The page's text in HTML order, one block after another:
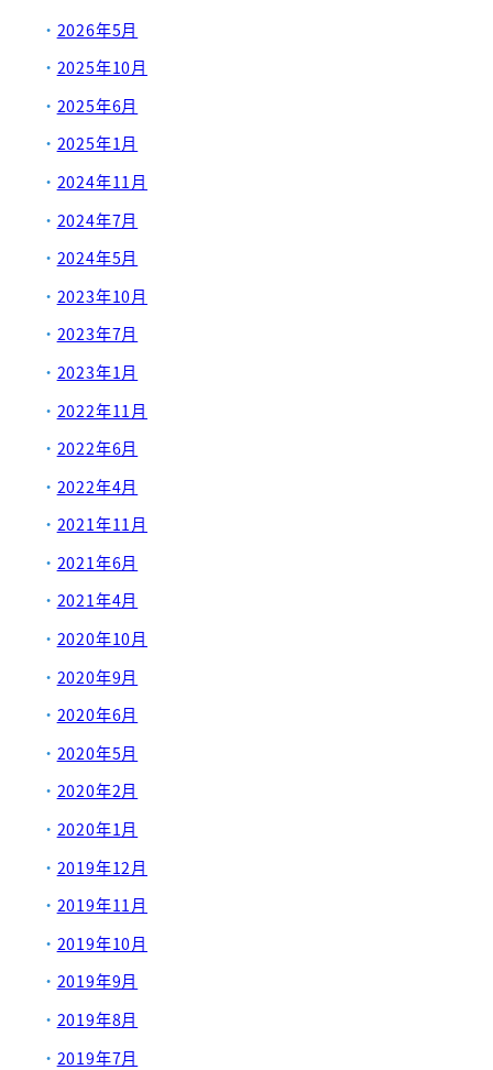
2026年5月
2025年10月
2025年6月
2025年1月
2024年11月
2024年7月
2024年5月
2023年10月
2023年7月
2023年1月
2022年11月
2022年6月
2022年4月
2021年11月
2021年6月
2021年4月
2020年10月
2020年9月
2020年6月
2020年5月
2020年2月
2020年1月
2019年12月
2019年11月
2019年10月
2019年9月
2019年8月
2019年7月